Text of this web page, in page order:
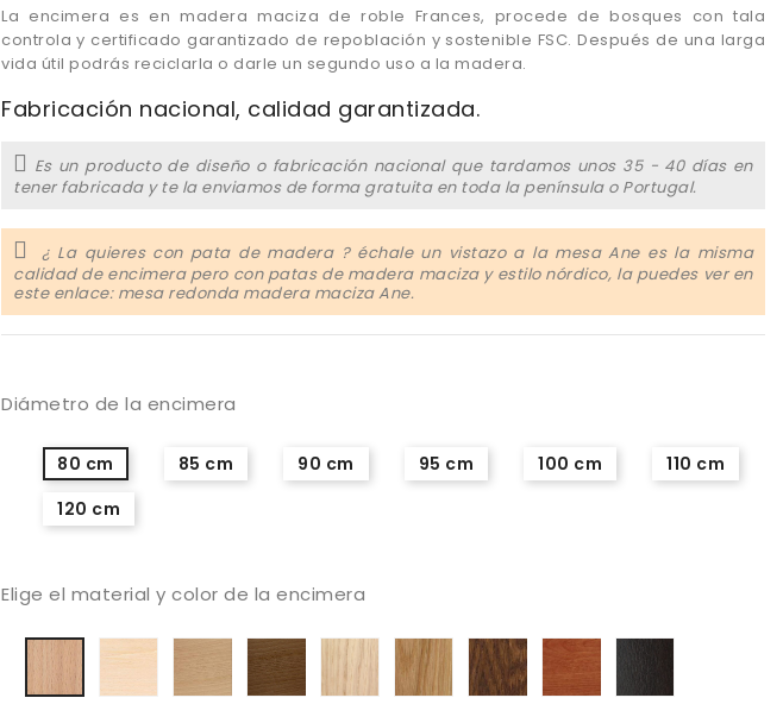
La encimera es en madera maciza de roble Frances, procede de bosques con tala
controla y certificado garantizado de repoblación y sostenible FSC. Después de una larga
vida útil podrás reciclarla o darle un segundo uso a la madera.
Fabricación nacional, calidad garantizada.
Es un producto de diseño o fabricación nacional que tardamos unos 35 - 40 días en
tener fabricada y te la enviamos de forma gratuita en toda la península o Portugal.
¿ La quieres con pata de madera ? échale un vistazo a la mesa Ane es la misma
calidad de encimera pero con patas de madera maciza y estilo nórdico, la puedes ver en
este enlace: mesa redonda madera maciza Ane.
Diámetro de la encimera
80 cm 85 cm 90 cm 95 cm 100 cm
110 cm
120 cm
Elige el material y color de la encimera
Haya
natural
blanqueada
Haya
tostada
Haya
Canaletto
Roble
blanqueado
Roble
barnizado
natural
Roble
oscuro
color
cerezo